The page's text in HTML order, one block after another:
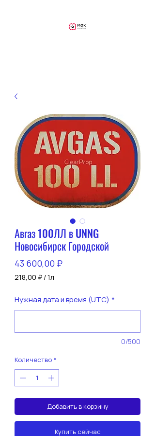
Авгаз 100ЛЛ в UNNG
Новосибирск Городской
43 600,00 ₽Цена
218,00 ₽ /1л
за
1
Нужная дата и время (UTC) *
0/500
Количество *
Добавить в корзину
Купить сейчас